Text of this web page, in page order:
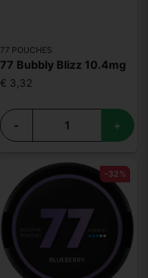
77 POUCHES
77 Bubbly Blizz 10.4mg
€ 3,32
- +
-32%